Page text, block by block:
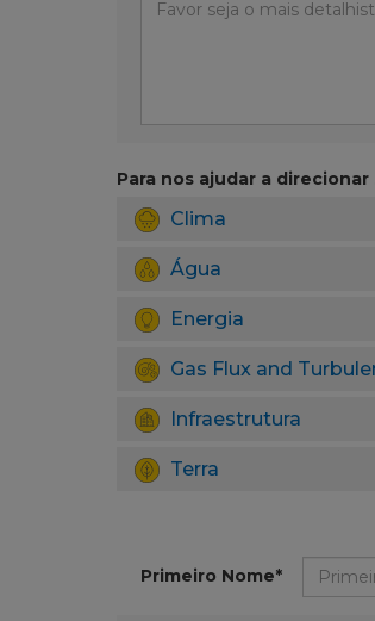
Para nos ajudar a
Clima
Água
Energia
Gas Flux and
Infraestrutura
Terra
Primeiro Nome*